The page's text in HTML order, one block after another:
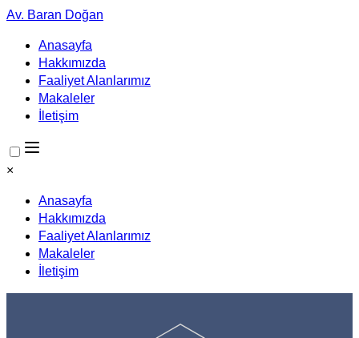
Av. Baran Doğan
Anasayfa
Hakkımızda
Faaliyet Alanlarımız
Makaleler
İletişim
×
Anasayfa
Hakkımızda
Faaliyet Alanlarımız
Makaleler
İletişim